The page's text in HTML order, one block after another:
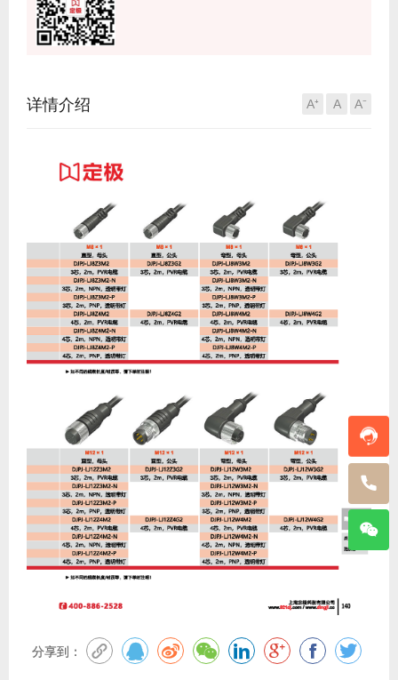
详情介绍 A⁺ A A⁻
分享到：